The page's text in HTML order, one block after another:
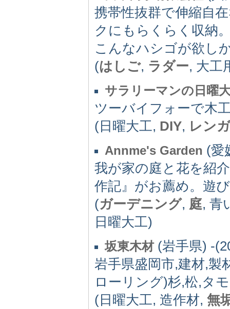
携帯性抜群で伸縮自
クにもらくらく収納
こんなハシゴが欲し
(はしご, ラダー, 大工
サラリーマンの日曜
ツーバイフォーで木
(日曜大工, DIY, レンガ
Annme's Garden (愛
我が家の庭と花を紹
作記』がお薦め。遊
(ガーデニング, 庭, 青
日曜大工)
坂東木材(岩手県) -
岩手県盛岡市,建材,製
ローリング)杉,松,タ
(日曜大工, 造作材, 無